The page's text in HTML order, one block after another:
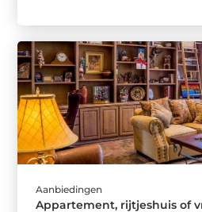
Aanbiedingen
Appartement, rijtjeshuis of